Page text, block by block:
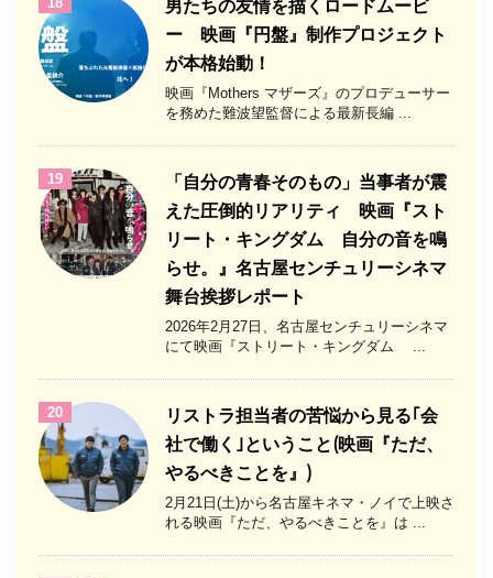
男たちの友情を描くロードムービ
ー 映画『円盤』制作プロジェクト
が本格始動！
映画『Mothers マザーズ』のプロデューサー
を務めた難波望監督による最新長編 ...
19
「自分の青春そのもの」当事者が震
えた圧倒的リアリティ 映画『スト
リート・キングダム 自分の音を鳴
らせ。』名古屋センチュリーシネマ
舞台挨拶レポート
2026年2月27日、名古屋センチュリーシネマ
にて映画『ストリート・キングダム ...
20
リストラ担当者の苦悩から見る｢会
社で働く｣ということ(映画『ただ、
やるべきことを』)
2月21日(土)から名古屋キネマ・ノイで上映さ
れる映画『ただ、やるべきことを』は ...